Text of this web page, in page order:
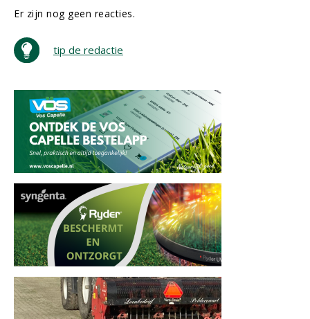
Er zijn nog geen reacties.
tip de redactie